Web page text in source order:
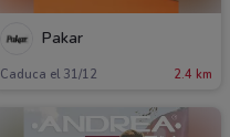
Pakar
Caduca el 31/12 2.4 km